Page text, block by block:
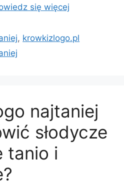
się więcej
, krowkizlogo.pl
najtaniej
słodycze
tanio i